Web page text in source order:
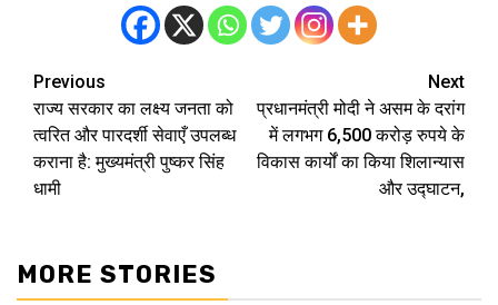
Post
navigation
Previous
राज्य सरकार का लक्ष्य जनता को
त्वरित और पारदर्शी सेवाएँ उपलब्ध
कराना है: मुख्यमंत्री पुष्कर सिंह
धामी
Next
प्रधानमंत्री मोदी ने असम के दरांग
में लगभग 6,500 करोड़ रुपये के
विकास कार्यों का किया शिलान्यास
और उद्घाटन,
MORE STORIES